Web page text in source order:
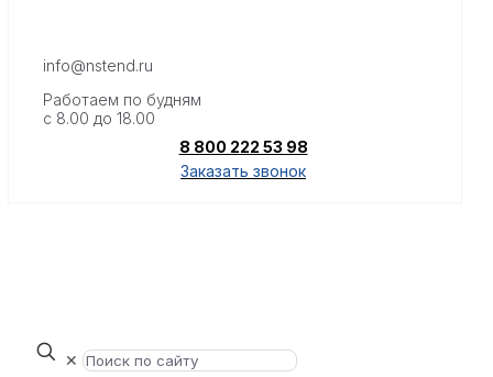
info@nstend.ru
Работаем по будням
с 8.00 до 18.00
8 800 222 53 98
Заказать звонок
✕